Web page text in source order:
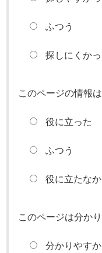
ふつう
探しにくか
このページの情報
役に立った
ふつう
役に立たな
このページは分か
分かりやす